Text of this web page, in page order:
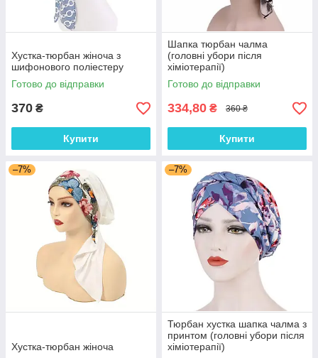
Хустка-тюрбан жіноча з
шифонового поліестеру
Готово до відправки
370 ₴
Купити
Шапка тюрбан чалма
(головні убори після
хіміотерапії)
Готово до відправки
334,80 ₴ 360 ₴
Купити
–7%
Хустка-тюрбан жіноча
–7%
Тюрбан хустка шапка чалма з
принтом (головні убори після
хіміотерапії)